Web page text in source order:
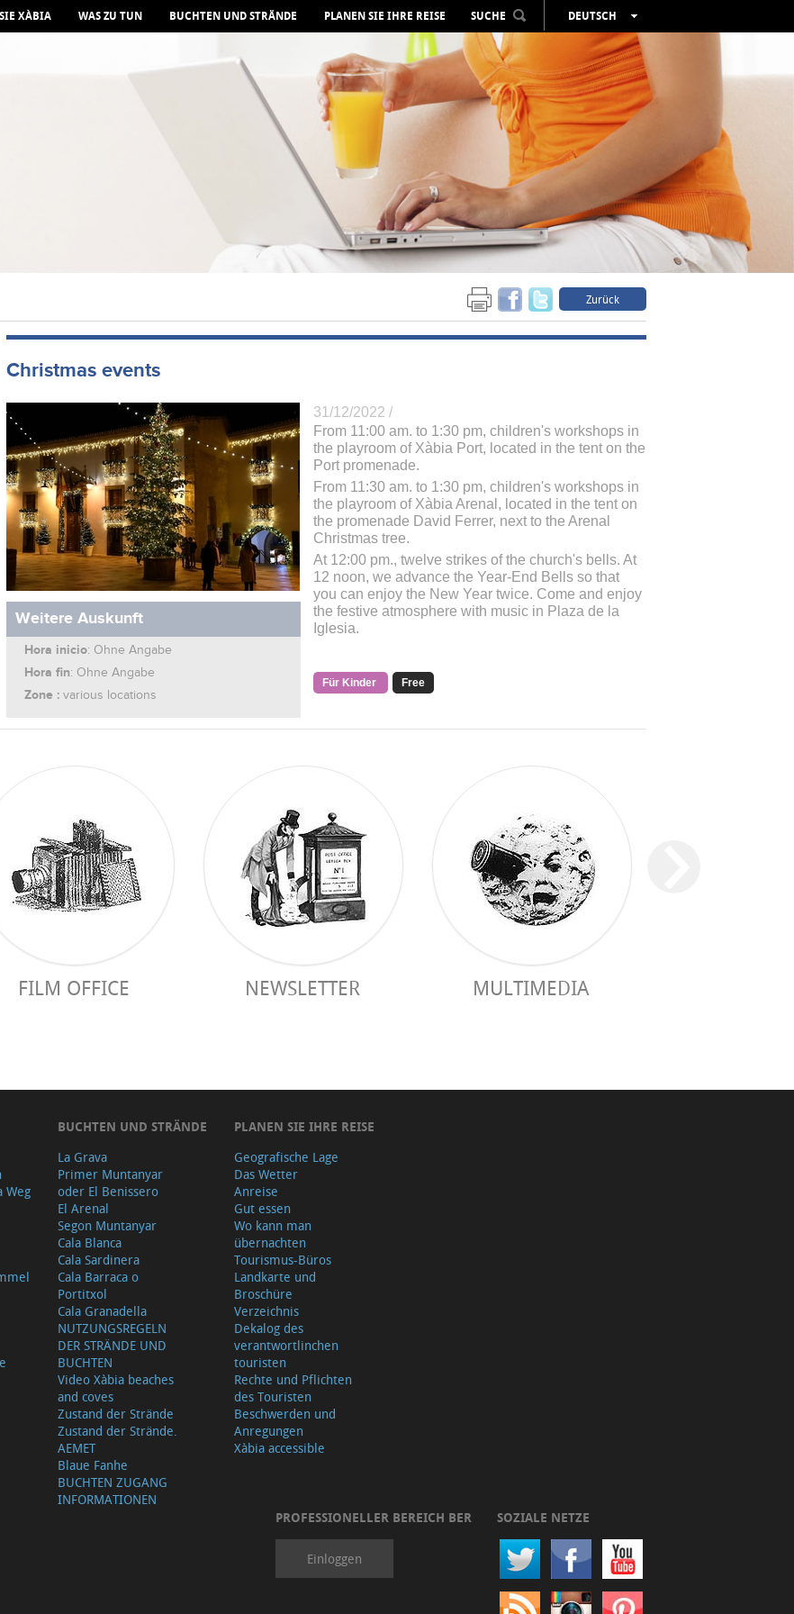
XÀBIA WAS ZU TUN BUCHTEN UND STRÄNDE PLANEN SIE IHRE REISE SUCHE
DEUTSCH
ESPAÑOL
VALENCIÀ
ENGLISH
FRANÇAIS
РУССКИЙ
Zurück
Christmas events
Weitere Auskunft
Hora inicio: Ohne Angabe
Hora fin: Ohne Angabe
Zone : various locations
31/12/2022 /
From 11:00 am. to 1:30 pm, children's workshops in
the playroom of Xàbia Port, located in the tent on the
Port promenade.
From 11:30 am. to 1:30 pm, children's workshops in
the playroom of Xàbia Arenal, located in the tent on
the promenade David Ferrer, next to the Arenal
Christmas tree.
At 12:00 pm., twelve strikes of the church's bells. At
12 noon, we advance the Year-End Bells so that
you can enjoy the New Year twice. Come and enjoy
the festive atmosphere with music in Plaza de la
Iglesia.
Für Kinder Free
FILM OFFICE NEWSLETTER MULTIMEDIA
Weg
BUCHTEN UND STRÄNDE
La Grava
Primer Muntanyar
oder El Benissero
El Arenal
Segon Muntanyar
Cala Blanca
Cala Sardinera
Cala Barraca o
Portitxol
Cala Granadella
NUTZUNGSREGELN
DER STRÄNDE UND
BUCHTEN
Video Xàbia beaches
and coves
Zustand der Strände
Zustand der Strände.
AEMET
Blaue Fanhe
BUCHTEN ZUGANG
INFORMATIONEN
PLANEN SIE IHRE REISE
Geografische Lage
Das Wetter
Anreise
Gut essen
Wo kann man
übernachten
Tourismus-Büros
Landkarte und
Broschüre
Verzeichnis
Dekalog des
verantwortlinchen
touristen
Rechte und Pflichten
des Touristen
Beschwerden und
Anregungen
Xàbia accessible
PROFESSIONELLER BEREICH BER
Einloggen
SOZIALE NETZE